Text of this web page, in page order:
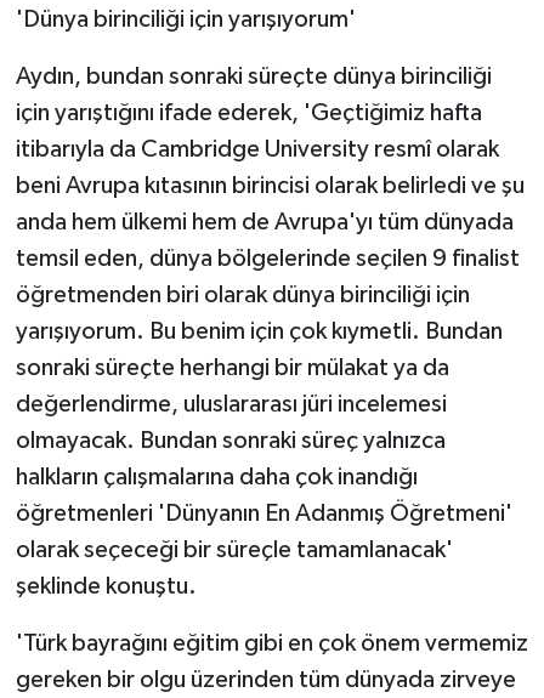
'Dünya birinciliği için yarışıyorum'
Aydın, bundan sonraki süreçte dünya birinciliği
için yarıştığını ifade ederek, 'Geçtiğimiz hafta
itibarıyla da Cambridge University resmî olarak
beni Avrupa kıtasının birincisi olarak belirledi ve şu
anda hem ülkemi hem de Avrupa'yı tüm dünyada
temsil eden, dünya bölgelerinde seçilen 9 finalist
öğretmenden biri olarak dünya birinciliği için
yarışıyorum. Bu benim için çok kıymetli. Bundan
sonraki süreçte herhangi bir mülakat ya da
değerlendirme, uluslararası jüri incelemesi
olmayacak. Bundan sonraki süreç yalnızca
halkların çalışmalarına daha çok inandığı
öğretmenleri 'Dünyanın En Adanmış Öğretmeni'
olarak seçeceği bir süreçle tamamlanacak'
şeklinde konuştu.
'Türk bayrağını eğitim gibi en çok önem vermemiz
gereken bir olgu üzerinden tüm dünyada zirveye